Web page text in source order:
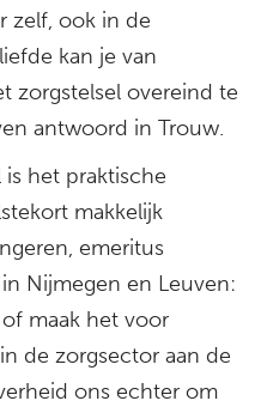
zelf, ook in de
kan je van
zorgstelsel overeind te
antwoord in Trouw.
het praktische
makkelijk
emeritus
Nijmegen en Leuven:
maak het voor
de zorgsector aan de
ons echter om